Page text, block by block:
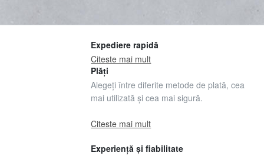
Expediere rapidă
Citeste mai mult
Plăți
Alegeți între diferite metode de plată, cea
mai utilizată și cea mai sigură.
Citeste mai mult
Experiență și fiabilitate